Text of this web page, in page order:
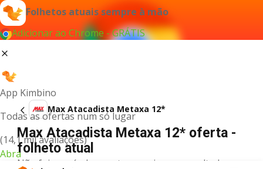
Folhetos atuais sempre à mão
Adicionar ao Chrome - GRÁTIS
App Kimbino
Todas as ofertas num só lugar
(14,1 mil avaliações)
Abra
Max Atacadista Metaxa 12*
Max Atacadista Metaxa 12* oferta -
folheto atual
Não foi possível encontrar quaisquer resultados